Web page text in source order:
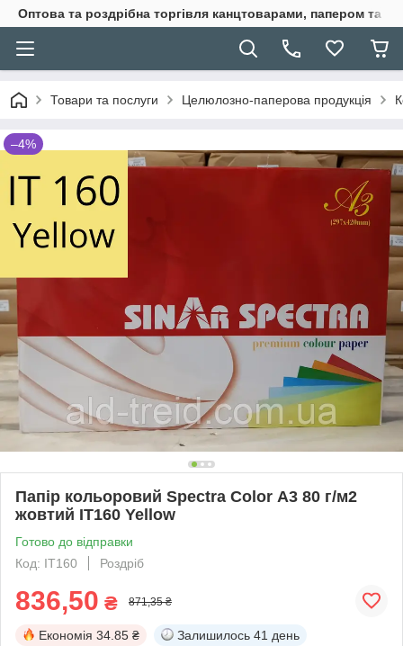
Оптова та роздрібна торгівля канцтоварами, папером та
Товари та послуги Целюлозно-паперова продукція
–4%
Папір кольоровий Spectra Color А3 80 г/м2
жовтий IT160 Yellow
Готово до відправки
Код: ІТ160
Роздріб
836,50 ₴ 871,35 ₴
Економія 34.85 ₴ Залишилось 41 день